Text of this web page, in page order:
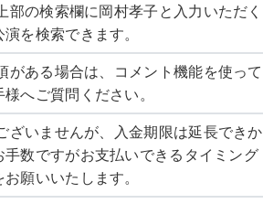
部の検索欄に岡村孝子と入力いただく
を検索できます。
がある場合は、コメント機能を使って
へご質問ください。
ざいませんが、入金期限は延長できか
手数ですがお支払いできるタイミング
願いいたします。